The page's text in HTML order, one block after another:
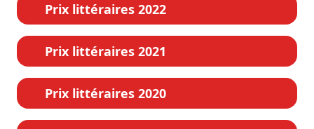
Prix littéraires 2022
Prix littéraires 2021
Prix littéraires 2020